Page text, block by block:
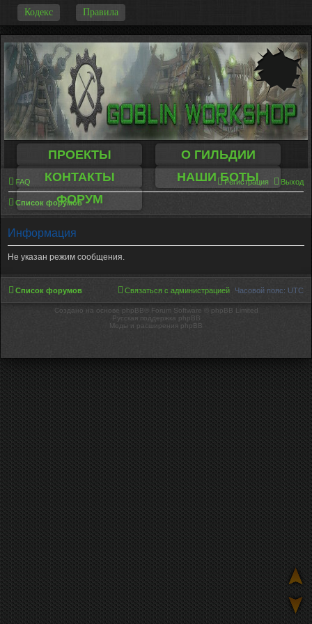
Кодекс Правила
ПРОЕКТЫ
О ГИЛЬДИИ
КОНТАКТЫ
НАШИ БОТЫ
ФОРУМ
FAQ Выход
Регистрация
Список форумов
Информация
Не указан режим сообщения.
Список форумов Часовой пояс: UTC
Связаться с администрацией
Создано на основе phpBB® Forum Software © phpBB Limited
Русская поддержка phpBB
Моды и расширения phpBB